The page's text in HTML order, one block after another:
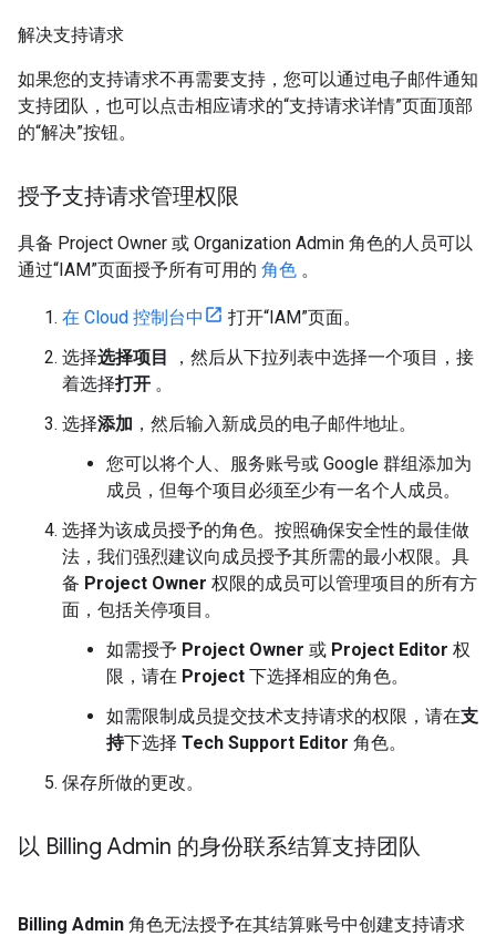
解决支持请求
如果您的支持请求不再需要支持，您可以通过电子邮件通知
支持团队，也可以点击相应请求的“支持请求详情”页面顶部
的“解决”按钮。
授予支持请求管理权限
具备 Project Owner 或 Organization Admin 角色的人员可以
通过“IAM”页面授予所有可用的 角色 。
在 Cloud 控制台中
打开“IAM”页面。
选择选择项目
，然后从下拉列表中选择一个项目，接
着选择打开 。
选择添加 ，然后输入新成员的电子邮件地址。
您可以将个人、服务账号或 Google 群组添加为
成员，但每个项目必须至少有一名个人成员。
选择为该成员授予的角色。按照确保安全性的最佳做
法，我们强烈建议向成员授予其所需的最小权限。具
备 Project Owner 权限的成员可以管理项目的所有方
面，包括关停项目。
如需授予 Project Owner 或 Project Editor 权
限，请在 Project 下选择相应的角色。
如需限制成员提交技术支持请求的权限，请在支
持下选择 Tech Support Editor 角色。
保存所做的更改。
以 Billing Admin 的身份联系结算支持团队
Billing Admin 角色无法授予在其结算账号中创建支持请求